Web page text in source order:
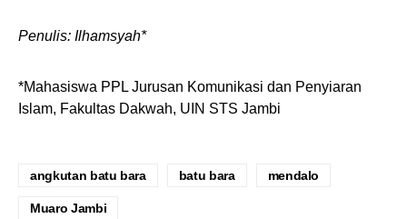
Penulis: Ilhamsyah*
*Mahasiswa PPL Jurusan Komunikasi dan Penyiaran
Islam, Fakultas Dakwah, UIN STS Jambi
angkutan batu bara batu bara mendalo
Muaro Jambi